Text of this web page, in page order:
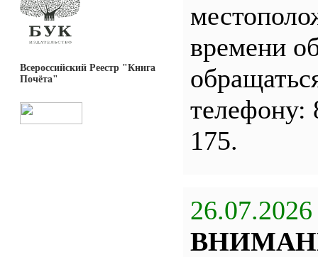
Всероссийский Реестр "Книга
Почёта"
времени
телефону:
175.
26.07.2026